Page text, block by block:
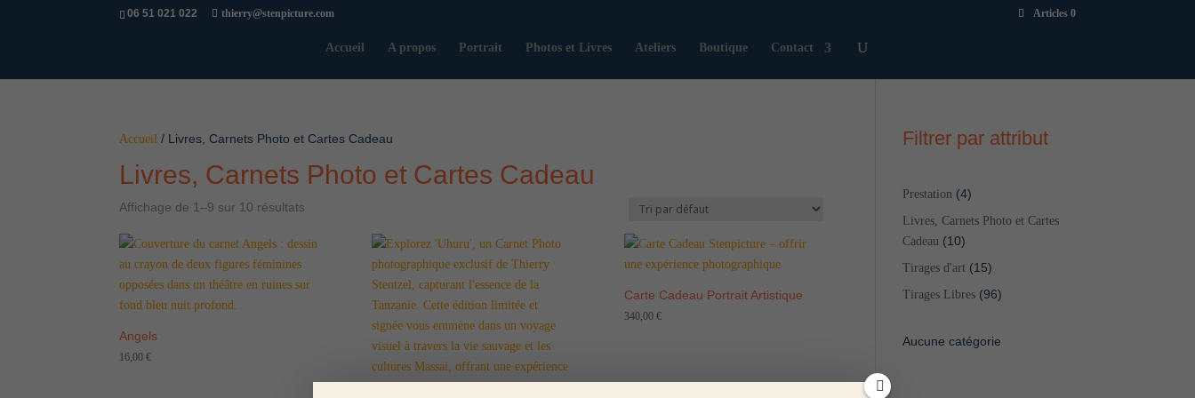
06 51 021 022 thierry@stenpicture.com Articles 0
Accueil A propos Portrait Photos et Livres Ateliers Boutique Contact
Accueil / Livres, Carnets Photo et Cartes Cadeau
Livres, Carnets Photo et Cartes Cadeau
Affichage de 1–9 sur 10 résultats
Angels
16,00€
Carte Cadeau Portrait Artistique
340,00 €
Filtrer par attribut
Prestation 44
produits
Livres, Carnets Photo et Cartes
Cadeau
1010
produits
Tirages d'art 1515
produits
Tirages Libres 9696
Aucune catégorie